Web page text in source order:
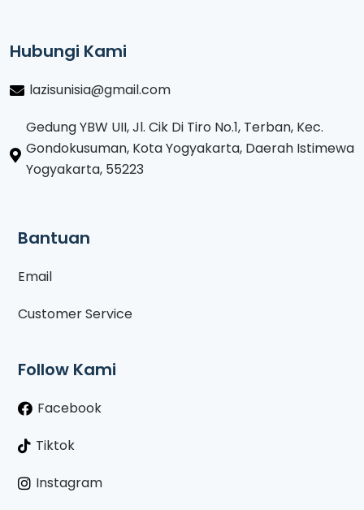
Hubungi Kami
lazisunisia@gmail.com
Gedung YBW UII, Jl. Cik Di Tiro No.1, Terban, Kec.
Gondokusuman, Kota Yogyakarta, Daerah Istimewa
Yogyakarta, 55223
Bantuan
Email
Customer Service
Follow Kami
Facebook
Tiktok
Instagram